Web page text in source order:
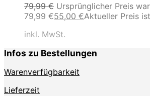
79,99€ Ursprünglicher Preis
79,99 €55,00 €Aktueller Preis
inkl. MwSt.
Infos zu Bestellungen
Warenverfügbarkeit
Lieferzeit